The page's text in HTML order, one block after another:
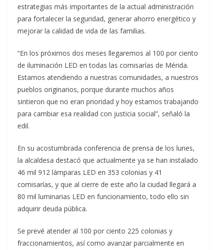
estrategias más importantes de la actual administración
para fortalecer la seguridad, generar ahorro energético y
mejorar la calidad de vida de las familias.
“En los próximos dos meses llegaremos al 100 por ciento
de iluminación LED en todas las comisarías de Mérida.
Estamos atendiendo a nuestras comunidades, a nuestros
pueblos originarios, porque durante muchos años
sintieron que no eran prioridad y hoy estamos trabajando
para cambiar esa realidad con justicia social”, señaló la
edil.
En su acostumbrada conferencia de prensa de los lunes,
la alcaldesa destacó que actualmente ya se han instalado
46 mil 912 lámparas LED en 353 colonias y 41
comisarías, y que al cierre de este año la ciudad llegará a
80 mil luminarias LED en funcionamiento, todo ello sin
adquirir deuda pública.
Se prevé atender al 100 por ciento 225 colonias y
fraccionamientos, así como avanzar parcialmente en